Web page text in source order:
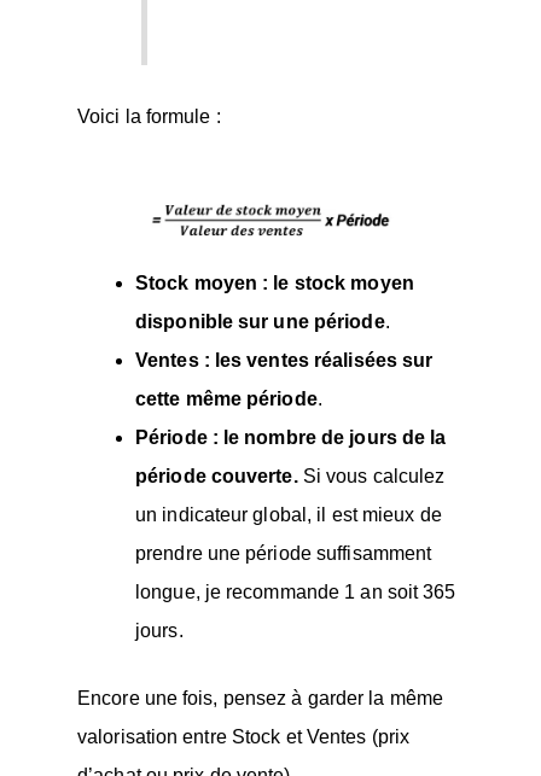
Voici la formule :
Stock moyen : le stock moyen
disponible sur une période.
Ventes : les ventes réalisées sur
cette même période.
Période : le nombre de jours de la
période couverte.Si vous calculez
un indicateur global, il est mieux de
prendre une période suffisamment
longue, je recommande 1 an soit 365
jours.
Encore une fois, pensez à garder la même
valorisation entre Stock et Ventes (prix